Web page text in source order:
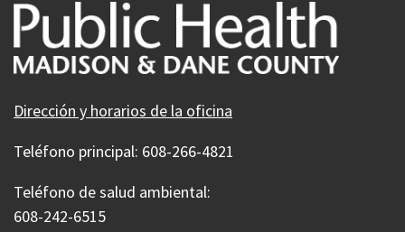
Dirección y horarios de la oficina
Teléfono principal: 608-266-4821
Teléfono de salud ambiental:
608-242-6515